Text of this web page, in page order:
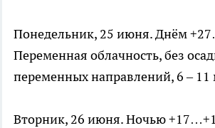
Понедельник, 25 июня. Днём
Переменная облачность, без
переменных направлений, 6 – 11
Вторник, 26 июня. Ночью